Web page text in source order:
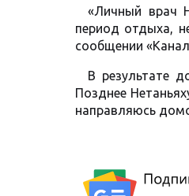
«Личный врач
период отдыха,
сообщении
В результате
Позднее
направляюсь